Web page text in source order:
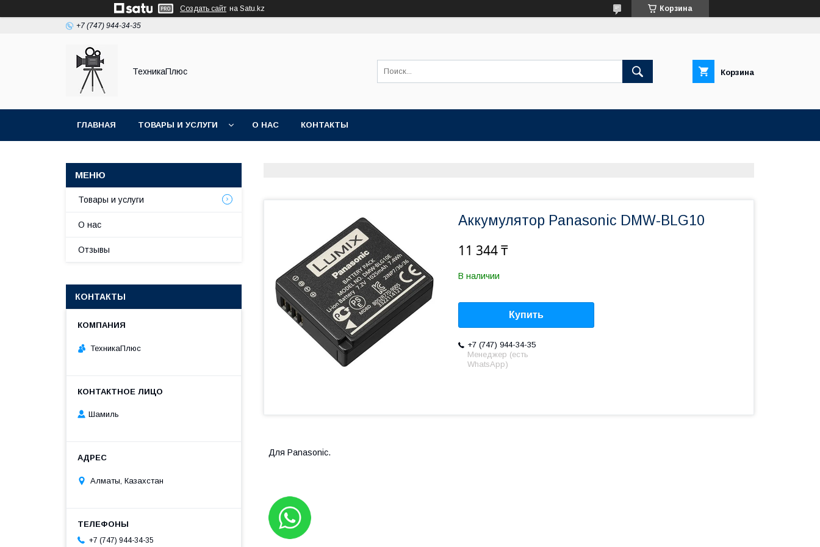
Создать сайт на Satu.kz Корзина
+7 (747) 944-34-35
ТехникаПлюс Корзина
ГЛАВНАЯ ТОВАРЫ И УСЛУГИ О НАС КОНТАКТЫ
Аккумулятор Panasonic DMW-BLG10
11 344 ₸
В наличии
Купить
+7 (747) 944-34-35
Менеджер (есть
WhatsApp)
Для Panasonic.
Товары и услуги
О нас
Отзывы
КОНТАКТЫ
ТехникаПлюс
Шамиль
Алматы, Казахстан
+7 (747) 944-34-35